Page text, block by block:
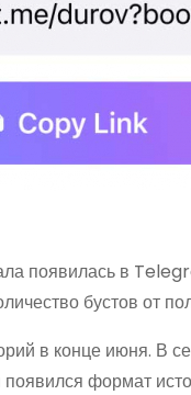
появилась в
бустов от
в конце июня.
формат